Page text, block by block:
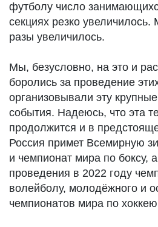
футболу число
секциях резко увеличилось.
разы увеличилось.
Мы, безусловно, на это и
боролись за проведение
организовывали эту
события. Надеюсь, что эта
продолжится и в
Россия примет Всемирную
и чемпионат мира по боксу,
проведения в 2022 году
волейболу, молодёжного и
чемпионатов мира по